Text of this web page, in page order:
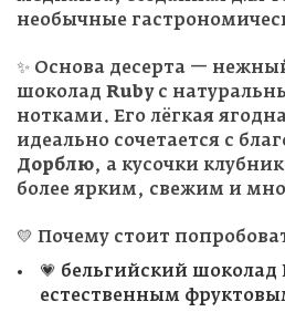
необычные
✨ Основа десерта —
шоколад Rubyс
нотками. Его лёгкая
идеально сочетается с
Дорблю, а кусочки
более ярким, свежим и
💛 Почему стоит
💗 бельгийский шоколад
естественным